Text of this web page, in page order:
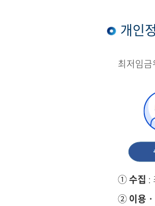
개인
최저임
①수집 :
② 이용